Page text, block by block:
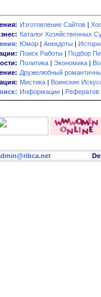
Изготовление Сайтов |
Каталог Хозяйственных
Юмор | Анекдоты |
Поиск Работы | Подбор
Политика | Экономика |
Дружелюбный
Мистика | Воинские
Информации | Рефератов